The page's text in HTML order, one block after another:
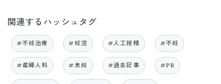
関連するハッシュタグ
#不妊治療 #妊活 #人工授精 #不妊
#産婦人科 #未妊 #過去記事 #PR